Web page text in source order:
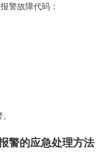
警故障代码：
警的应急处理方法